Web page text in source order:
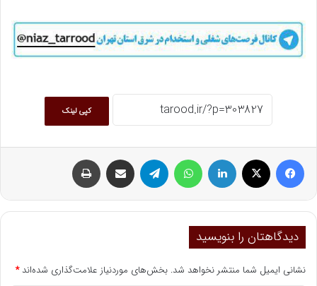
کپی لینک
ایکس
دیدگاهتان را بنویسید
نشانی ایمیل شما منتشر نخواهد شد. بخش‌های موردنیاز علامت‌گذاری شده‌اند*